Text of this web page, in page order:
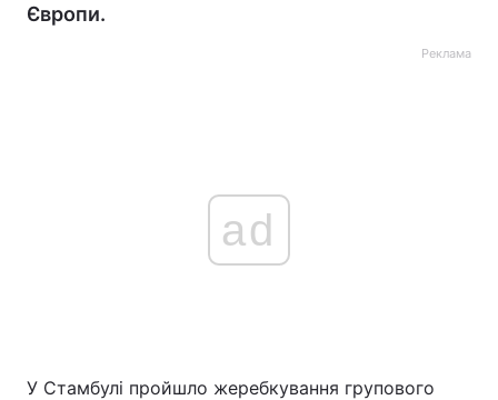
Європи.
Реклама
ad
У Стамбулі пройшло жеребкування групового